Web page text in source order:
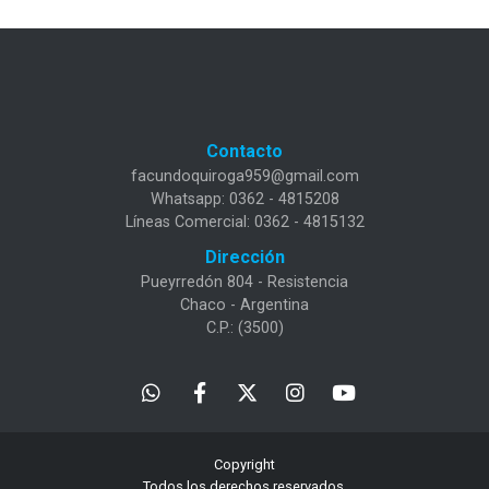
Contacto
facundoquiroga959@gmail.com
Whatsapp: 0362 - 4815208
Líneas Comercial: 0362 - 4815132
Dirección
Pueyrredón 804 - Resistencia
Chaco - Argentina
C.P.: (3500)
Copyright